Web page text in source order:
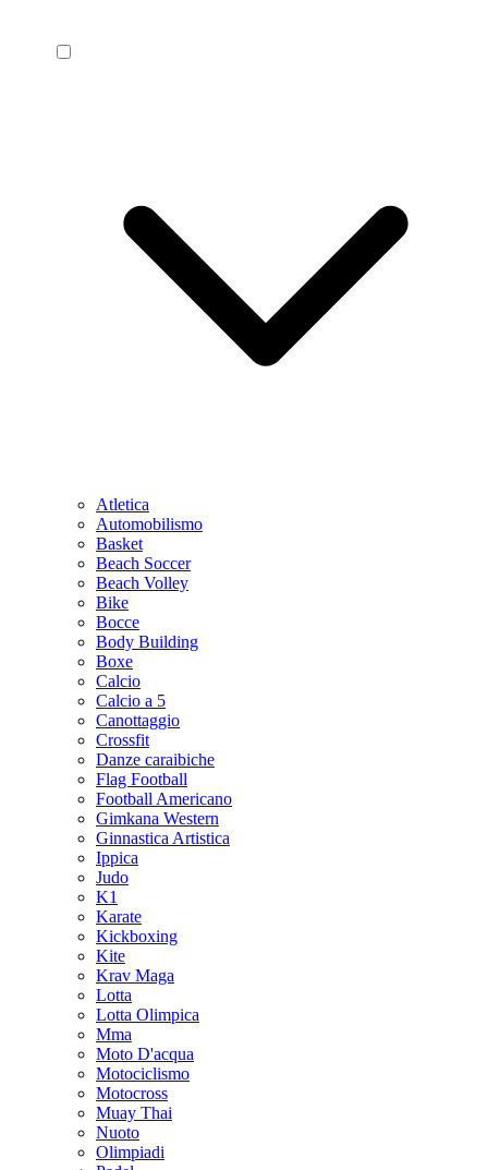
Atletica
Automobilismo
Basket
Beach Soccer
Beach Volley
Bike
Bocce
Body Building
Boxe
Calcio
Calcio a 5
Canottaggio
Crossfit
Danze caraibiche
Flag Football
Football Americano
Gimkana Western
Ginnastica Artistica
Ippica
Judo
K1
Karate
Kickboxing
Kite
Krav Maga
Lotta
Lotta Olimpica
Mma
Moto D'acqua
Motociclismo
Motocross
Muay Thai
Nuoto
Olimpiadi